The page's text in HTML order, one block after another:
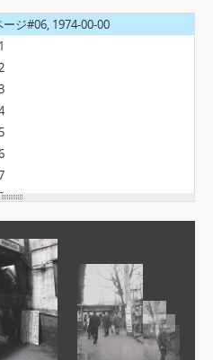
ジ#06, 1974-00-00